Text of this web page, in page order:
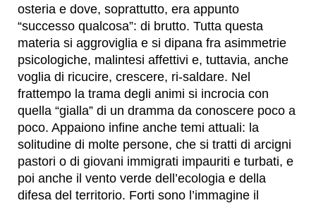
osteria e dove, soprattutto, era appunto
“successo qualcosa”: di brutto. Tutta questa
materia si aggroviglia e si dipana fra asimmetrie
psicologiche, malintesi affettivi e, tuttavia, anche
voglia di ricucire, crescere, ri-saldare. Nel
frattempo la trama degli animi si incrocia con
quella “gialla” di un dramma da conoscere poco a
poco. Appaiono infine anche temi attuali: la
solitudine di molte persone, che si tratti di arcigni
pastori o di giovani immigrati impauriti e turbati, e
poi anche il vento verde dell’ecologia e della
difesa del territorio. Forti sono l’immagine il